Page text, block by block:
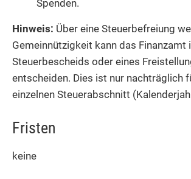
Spenden.
Hinweis: Über eine Steuerbefreiung
Gemeinnützigkeit kann das Finanzamt
Steuerbescheids oder eines
entscheiden. Dies ist nur nachträglich
einzelnen Steuerabschnitt
Fristen
keine